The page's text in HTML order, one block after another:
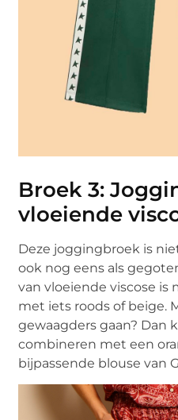
Broek 3:
vloeiende
Deze joggingbroek is
ook nog eens als
van vloeiende viscose
met iets roods of beige.
gewaagders gaan? Dan
combineren met een
bijpassende blouse van